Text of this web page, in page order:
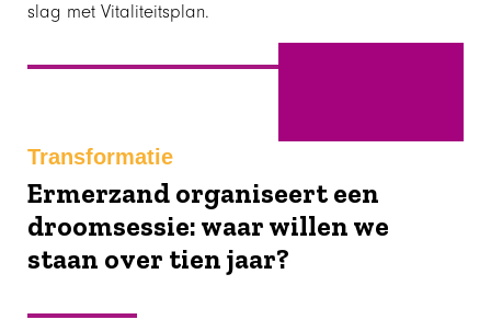
slag met Vitaliteitsplan.
Transformatie
Ermerzand organiseert een
droomsessie: waar willen we
staan over tien jaar?